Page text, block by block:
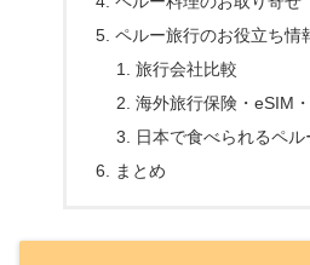
ペルー旅行のお役立ち情
旅行会社比較
海外旅行保険・eSIM
日本で食べられるペ
まとめ